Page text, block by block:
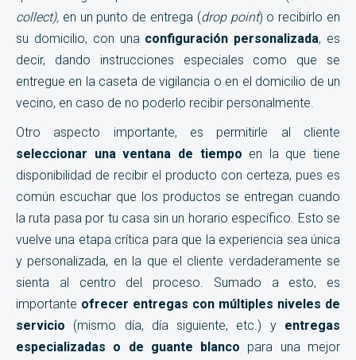
collect), en un punto de entrega (drop point) o recibirlo en
su domicilio, con una configuración personalizada, es
decir, dando instrucciones especiales como que se
entregue en la caseta de vigilancia o en el domicilio de un
vecino, en caso de no poderlo recibir personalmente.
Otro aspecto importante, es permitirle al cliente
seleccionar una ventana de tiempo en la que tiene
disponibilidad de recibir el producto con certeza, pues es
común escuchar que los productos se entregan cuando
la ruta pasa por tu casa sin un horario específico. Esto se
vuelve una etapa crítica para que la experiencia sea única
y personalizada, en la que el cliente verdaderamente se
sienta al centro del proceso. Sumado a esto, es
importante ofrecer entregas con múltiples niveles de
servicio (mismo día, día siguiente, etc.) y entregas
especializadas o de guante blanco para una mejor